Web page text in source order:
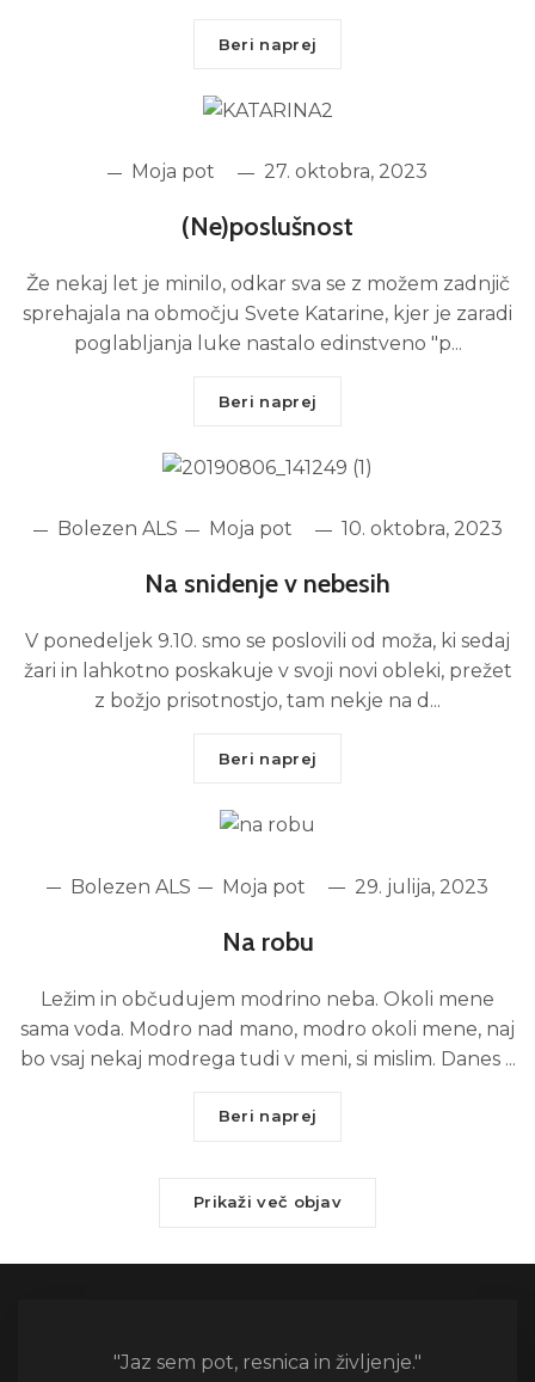
Beri naprej
Moja pot 27. oktobra, 2023
(Ne)poslušnost
Že nekaj let je minilo, odkar sva se z možem zadnjič
sprehajala na območju Svete Katarine, kjer je zaradi
poglabljanja luke nastalo edinstveno "p...
Beri naprej
Bolezen ALS Moja pot 10. oktobra, 2023
Na snidenje v nebesih
V ponedeljek 9.10. smo se poslovili od moža, ki sedaj
žari in lahkotno poskakuje v svoji novi obleki, prežet
z božjo prisotnostjo, tam nekje na d...
Beri naprej
Bolezen ALS Moja pot 29. julija, 2023
Na robu
Ležim in občudujem modrino neba. Okoli mene
sama voda. Modro nad mano, modro okoli mene, naj
bo vsaj nekaj modrega tudi v meni, si mislim. Danes ...
Beri naprej
Prikaži več objav
"Jaz sem pot, resnica in življenje."